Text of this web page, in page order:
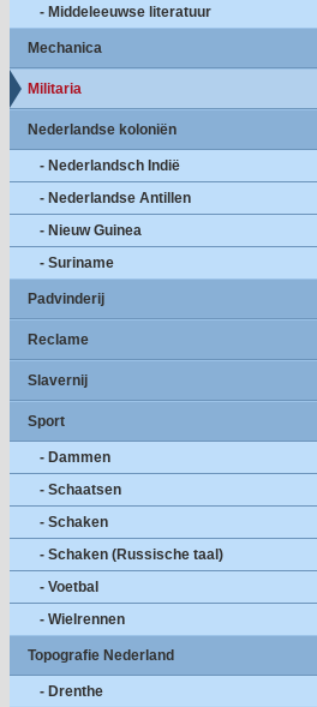
- Middeleeuwse literatuur
Mechanica
Militaria
Nederlandse koloniën
- Nederlandsch Indië
- Nederlandse Antillen
- Nieuw Guinea
- Suriname
Padvinderij
Reclame
Slavernij
Sport
- Dammen
- Schaatsen
- Schaken
- Schaken (Russische taal)
- Voetbal
- Wielrennen
Topografie Nederland
- Drenthe